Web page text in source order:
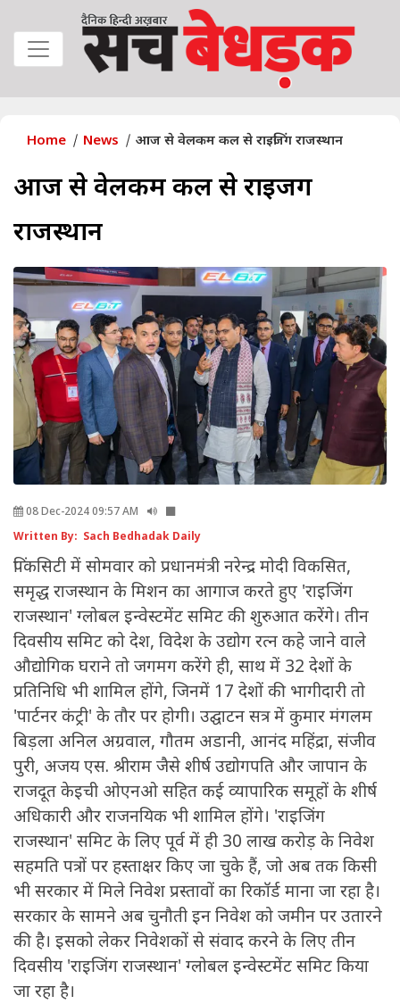
Home News आज से वेलकम कल से राइजिंग राजस्थान
आज से वेलकम कल से राइजिंग
राजस्थान
08 Dec-2024 09:57 AM
Written By: Sach Bedhadak Daily
पिंकसिटी में सोमवार को प्रधानमंत्री नरेन्द्र मोदी विकसित,
समृद्ध राजस्थान के मिशन का आगाज करते हुए 'राइजिंग
राजस्थान' ग्लोबल इन्वेस्टमेंट समिट की शुरुआत करेंगे। तीन
दिवसीय समिट को देश, विदेश के उद्योग रत्न कहे जाने वाले
औद्योगिक घराने तो जगमग करेंगे ही, साथ में 32 देशों के
प्रतिनिधि भी शामिल होंगे, जिनमें 17 देशों की भागीदारी तो
'पार्टनर कंट्री' के तौर पर होगी। उद्घाटन सत्र में कुमार मंगलम
बिड़ला अनिल अग्रवाल, गौतम अडानी, आनंद महिंद्रा, संजीव
पुरी, अजय एस. श्रीराम जैसे शीर्ष उद्योगपति और जापान के
राजदूत केइची ओएनओ सहित कई व्यापारिक समूहों के शीर्ष
अधिकारी और राजनयिक भी शामिल होंगे। 'राइजिंग
राजस्थान' समिट के लिए पूर्व में ही 30 लाख करोड़ के निवेश
सहमति पत्रों पर हस्ताक्षर किए जा चुके हैं, जो अब तक किसी
भी सरकार में मिले निवेश प्रस्तावों का रिकॉर्ड माना जा रहा है।
सरकार के सामने अब चुनौती इन निवेश को जमीन पर उतारने
की है। इसको लेकर निवेशकों से संवाद करने के लिए तीन
दिवसीय 'राइजिंग राजस्थान' ग्लोबल इन्वेस्टमेंट समिट किया
जा रहा है।